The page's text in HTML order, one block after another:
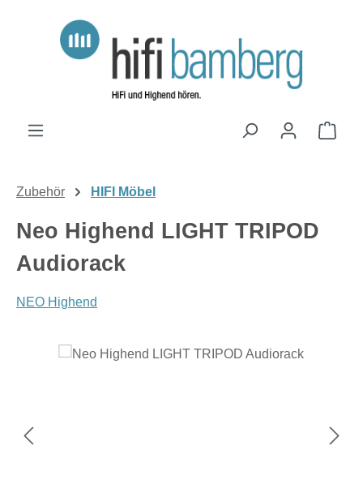
Zum Hauptinhalt springen
Zubehör HIFI Möbel
Neo Highend LIGHT TRIPOD
Audiorack
NEO Highend
Bildergalerie überspringen